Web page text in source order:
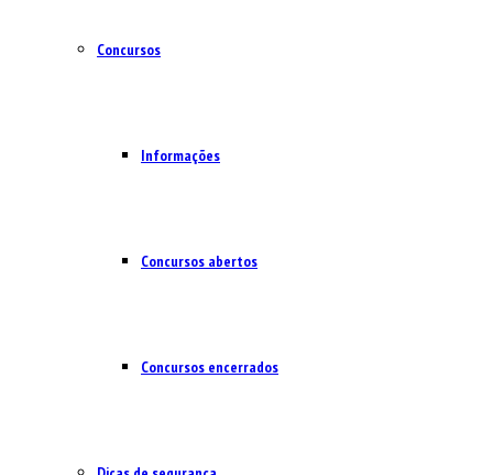
Concursos
Informações
Concursos abertos
Concursos encerrados